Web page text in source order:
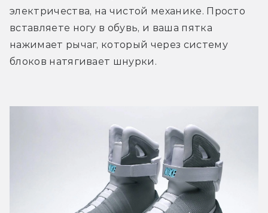
электричества, на чистой механике. Просто
вставляете ногу в обувь, и ваша пятка
нажимает рычаг, который через систему
блоков натягивает шнурки.